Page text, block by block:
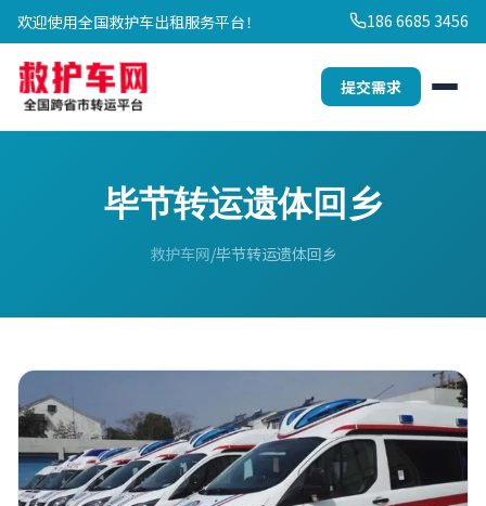
欢迎使用全国救护车出租服务平台！ 186 6685 3456
提交需求
毕节转运遗体回乡
救护车网 毕节转运遗体回乡